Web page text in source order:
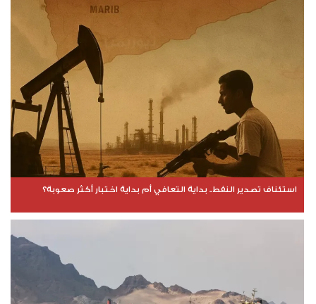
استئناف تصدير النفط.. بداية التعافي أم بداية اختبار أكثر صعوبة؟